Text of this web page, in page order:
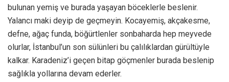
bulunan yemiş ve burada yaşayan böceklerle beslenir.
Yalancı maki deyip de geçmeyin. Kocayemiş, akçakesme,
defne, ağaç funda, böğürtlenler sonbaharda hep meyvede
olurlar, İstanbul’un son sülünleri bu çalılıklardan gürültüyle
kalkar. Karadeniz’i geçen bitap göçmenler burada beslenip
sağlıkla yollarına devam ederler.